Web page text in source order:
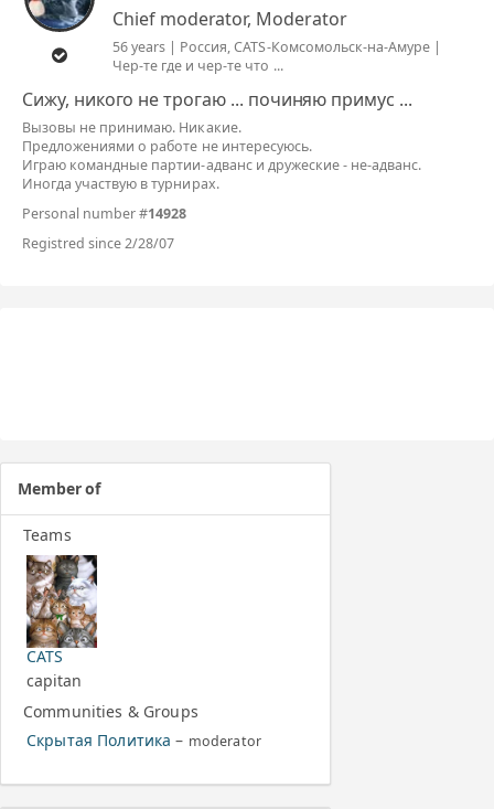
Chief moderator, Moderator
56 years | Россия, CATS-Комсомольск-на-Амуре |
Чер-те где и чер-те что ...
Сижу, никого не трогаю ... починяю примус ...
Вызовы не принимаю. Никакие.
Предложениями о работе не интересуюсь.
Играю командные партии-адванс и дружеские - не-адванс.
Иногда участвую в турнирах.
Personal number #14928
Registred since 2/28/07
Member of
Teams
CATS
capitan
Communities & Groups
Скрытая Политика – moderator